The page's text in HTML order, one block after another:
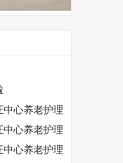
中心养老护理
中心养老护理
中心养老护理